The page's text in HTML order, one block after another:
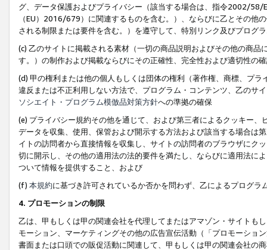
グ、データ保護およびプライバシー（該当する場合は、指令2002/58/
（EU）2016/679）に関連するものを含む。）、ならびに乙とその他
される制限または要件を含む。）を遵守して、特別リンク及びプログ
(c) 乙のサイトに掲載される素材（一切の商品説明およびその他の商
す。）の制作および掲載ならびにその正確性、完全性および適切性の
(d) 甲の権利または他の個人もしくは団体の権利（著作権、商標、プ
違反または不正利用しない方法で、プログラム・コンテンツ、乙のサ
ソシエイト・プログラム模倣品対策方針への準拠の確保
(e) プライバシー規約その他を通じて、および第三者によるクッキー
データを収集、使用、保管および開示する方法および該当する場合は
イトの訪問者から直接情報を収集し、サイトの訪問者のブラウザにク
切に開示し、その他の適用法の法的要件を満たし、ならびに適用法に
ついて情報を提供すること、および
(f) 本規約に基づき許可されているか否かを問わず、乙によるプログ
4. プロモーションの制限
乙は、甲もしくは甲の関連会社を代理してまたはアマゾン・サイトも
モーション、マーケティングその他の広告宣伝活動（「プロモーショ
書面または口頭での販促活動に関連して、甲もしくは甲の関連会社の